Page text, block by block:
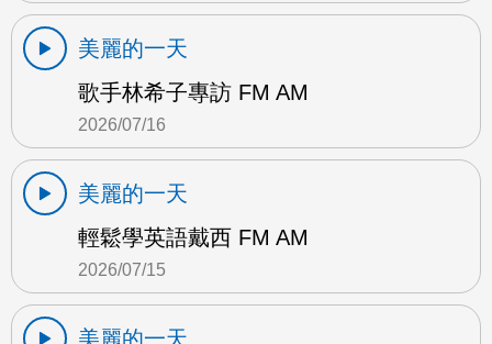
美麗的一天
歌手林希子專訪 FM AM
2026/07/16
美麗的一天
輕鬆學英語戴西 FM AM
2026/07/15
美麗的一天